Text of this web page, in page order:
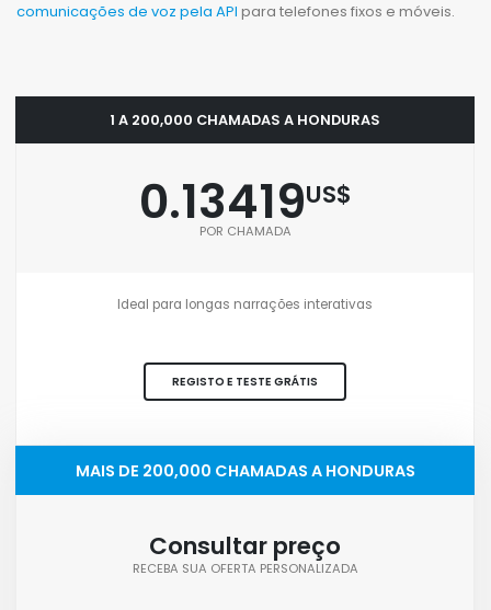
comunicações de voz pela API para telefones fixos e móveis.
1 A 200,000 CHAMADAS A HONDURAS
0.13419US$
POR CHAMADA
Ideal para longas narrações interativas
REGISTO E TESTE GRÁTIS
MAIS DE 200,000 CHAMADAS A HONDURAS
Consultar preço
RECEBA SUA OFERTA PERSONALIZADA